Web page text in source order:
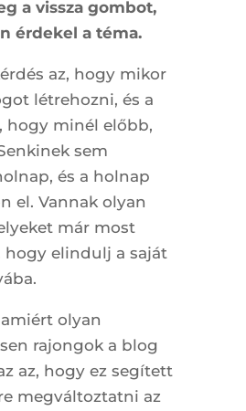
a vissza gombot,
érdekel a téma.
az, hogy mikor
létrehozni, és a
hogy minél előbb,
sem
és a holnap
el. Vannak olyan
már most
hogy elindulj a saját
olyan
rajongok a blog
az, hogy ez segített
megváltoztatni az